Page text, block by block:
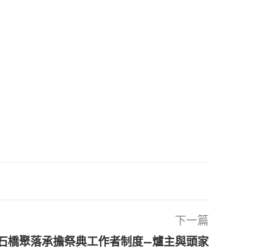
下一篇
橋聚落承擔祭典工作者制度—爐主與頭家